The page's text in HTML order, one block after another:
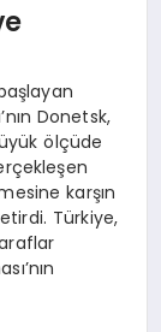
Donetsk,
ölçüde
karşın
Türkiye,